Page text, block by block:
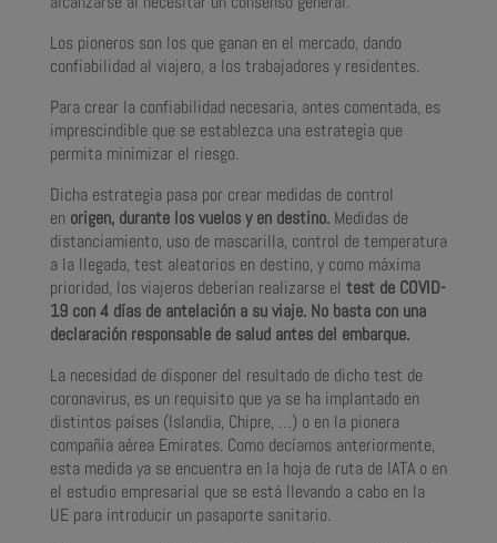
Los pioneros son los que ganan en el mercado, dando
confiabilidad al viajero, a los trabajadores y residentes.
Para crear la confiabilidad necesaria, antes comentada, es
imprescindible que se establezca una estrategia que
permita minimizar el riesgo.
Dicha estrategia pasa por crear medidas de control
en origen, durante los vuelos y en destino.Medidas de
distanciamiento, uso de mascarilla, control de temperatura
a la llegada, test aleatorios en destino, y como máxima
prioridad, los viajeros deberían realizarse el test de COVID-
19 con 4 días de antelación a su viaje. No basta con una
declaración responsable de salud antes del embarque.
La necesidad de disponer del resultado de dicho test de
coronavirus, es un requisito que ya se ha implantado en
distintos países (Islandia, Chipre, …) o en la pionera
compañía aérea Emirates. Como decíamos anteriormente,
esta medida ya se encuentra en la hoja de ruta de IATA o en
el estudio empresarial que se está llevando a cabo en la
UE para introducir un pasaporte sanitario.